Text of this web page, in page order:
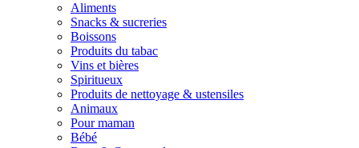
Aliments
Snacks & sucreries
Boissons
Produits du tabac
Vins et bières
Spiritueux
Produits de nettoyage & ustensiles
Animaux
Pour maman
Bébé